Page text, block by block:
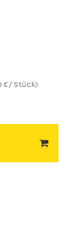
€ / Stück)